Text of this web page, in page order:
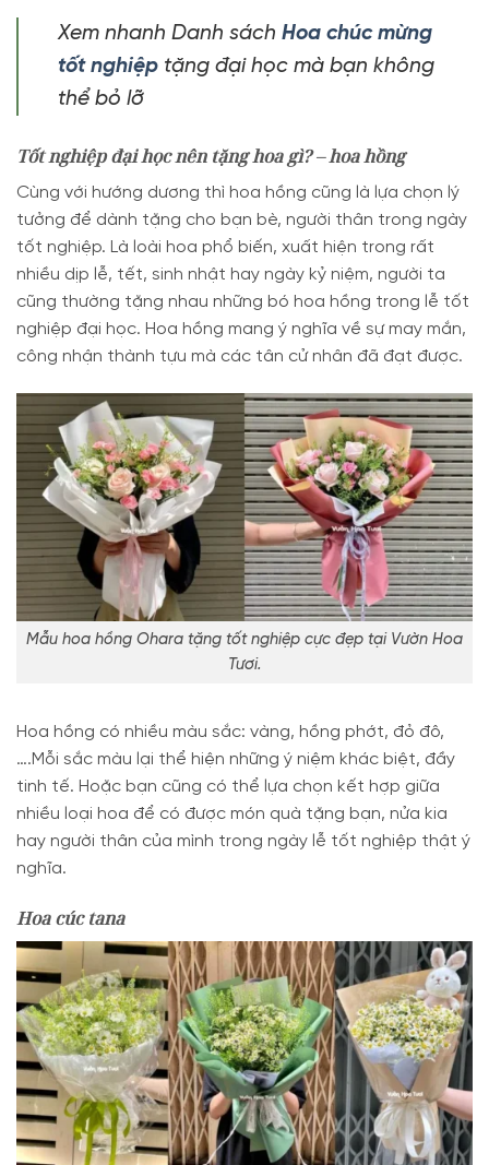
Xem nhanh Danh sách Hoa chúc mừng
tốt nghiệp tặng đại học mà bạn không
thể bỏ lỡ
Tốt nghiệp đại học nên tặng hoa gì? – hoa hồng
Cùng với hướng dương thì hoa hồng cũng là lựa chọn lý
tưởng để dành tặng cho bạn bè, người thân trong ngày
tốt nghiệp. Là loài hoa phổ biến, xuất hiện trong rất
nhiều dịp lễ, tết, sinh nhật hay ngày kỷ niệm, người ta
cũng thường tặng nhau những bó hoa hồng trong lễ tốt
nghiệp đại học. Hoa hồng mang ý nghĩa về sự may mắn,
công nhận thành tựu mà các tân cử nhân đã đạt được.
Mẫu hoa hồng Ohara tặng tốt nghiệp cực đẹp tại Vườn Hoa
Tươi.
Hoa hồng có nhiều màu sắc: vàng, hồng phớt, đỏ đô,
….Mỗi sắc màu lại thể hiện những ý niệm khác biệt, đầy
tinh tế. Hoặc bạn cũng có thể lựa chọn kết hợp giữa
nhiều loại hoa để có được món quà tặng bạn, nửa kia
hay người thân của mình trong ngày lễ tốt nghiệp thật ý
nghĩa.
Hoa cúc tana